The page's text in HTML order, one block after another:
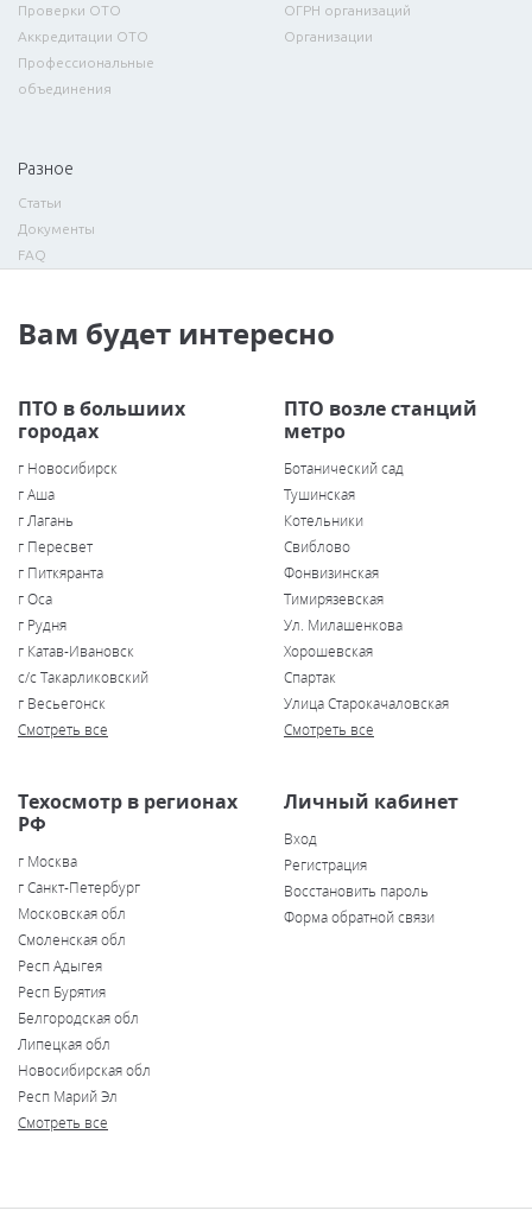
Проверки ОТО
Аккредитации ОТО
Профессиональные
объединения
ОГРН организаций
Организации
Разное
Статьи
Документы
FAQ
Вам будет интересно
ПТО в большиих
городах
г Новосибирск
г Аша
г Лагань
г Пересвет
г Питкяранта
г Оса
г Рудня
г Катав-Ивановск
с/с Такарликовский
г Весьегонск
Смотреть все
ПТО возле станций
метро
Ботанический сад
Тушинская
Котельники
Свиблово
Фонвизинская
Тимирязевская
Ул. Милашенкова
Хорошевская
Спартак
Улица Старокачаловская
Смотреть все
Техосмотр в регионах
РФ
г Москва
г Санкт-Петербург
Московская обл
Смоленская обл
Респ Адыгея
Респ Бурятия
Белгородская обл
Липецкая обл
Новосибирская обл
Респ Марий Эл
Смотреть все
Личный кабинет
Вход
Регистрация
Восстановить пароль
Форма обратной связи